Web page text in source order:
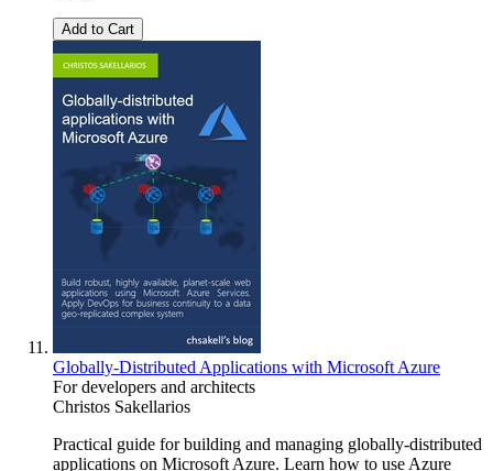
Add to Cart
Globally-Distributed Applications with Microsoft Azure
For developers and architects
Christos Sakellarios
Practical guide for building and managing globally-distributed
applications on Microsoft Azure. Learn how to use Azure